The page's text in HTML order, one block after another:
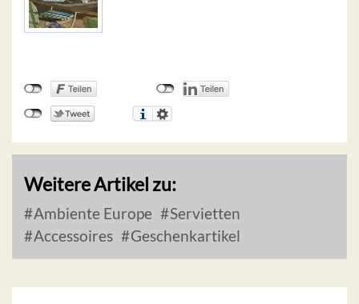
Weitere Artikel zu:
Ambiente Europe
Servietten
Accessoires
Geschenkartikel